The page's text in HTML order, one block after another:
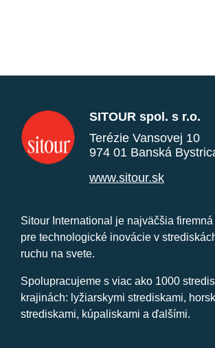
SITOUR spol. s r.o.
Terézie Vansovej 10
974 01 Banská
www.sitour.sk
Sitour International je najväčšia
pre technologické inovácie v
ruchu na svete.
Spolupracujeme s viac ako 1000
krajinách: lyžiarskymi strediskami,
strediskami, kúpaliskami a ďalšími.